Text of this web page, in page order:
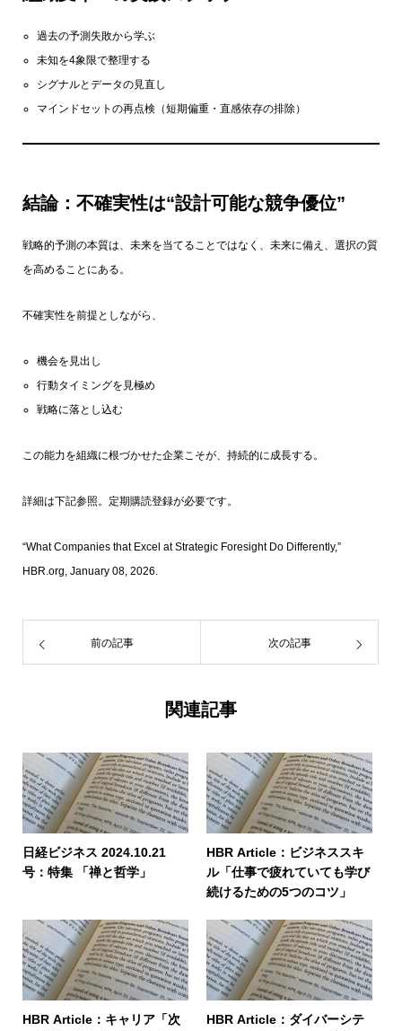
過去の予測失敗から学ぶ
未知を4象限で整理する
シグナルとデータの見直し
マインドセットの再点検（短期偏重・直感依存の排除）
結論：不確実性は“設計可能な競争優位”
戦略的予測の本質は、未来を当てることではなく、未来に備え、選択の質
を高めることにある。
不確実性を前提としながら、
機会を見出し
行動タイミングを見極め
戦略に落とし込む
この能力を組織に根づかせた企業こそが、持続的に成長する。
詳細は下記参照。定期購読登録が必要です。
“What Companies that Excel at Strategic Foresight Do Differently,”
HBR.org, January 08, 2026.
前の記事 次の記事
関連記事
日経ビジネス 2024.10.21
号：特集 「禅と哲学」
HBR Article：ビジネススキ
ル「仕事で疲れていても学び
続けるための5つのコツ」
HBR Article：キャリア「次
HBR Article：ダイバーシテ